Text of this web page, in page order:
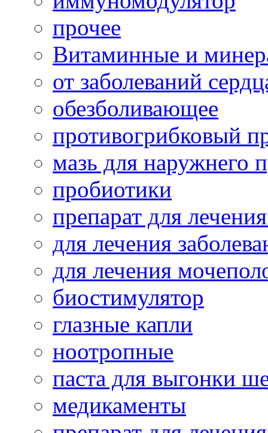
прочее
Витаминные и
от заболеваний
обезболивающее
противогрибковый
мазь для наружнего
пробиотики
препарат для лечения
для лечения
для лечения
биостимулятор
глазные капли
ноотропные
паста для выгонки
медикаменты